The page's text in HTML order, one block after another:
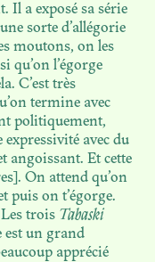
Il a exposé sa série
une sorte d’allégorie
moutons, on les
qu’on l’égorge
C’est très
termine avec
politiquement,
avec du
angoissant. Et cette
On attend qu’on
puis on t’égorge.
Les trois Tabaski
est un grand
apprécié